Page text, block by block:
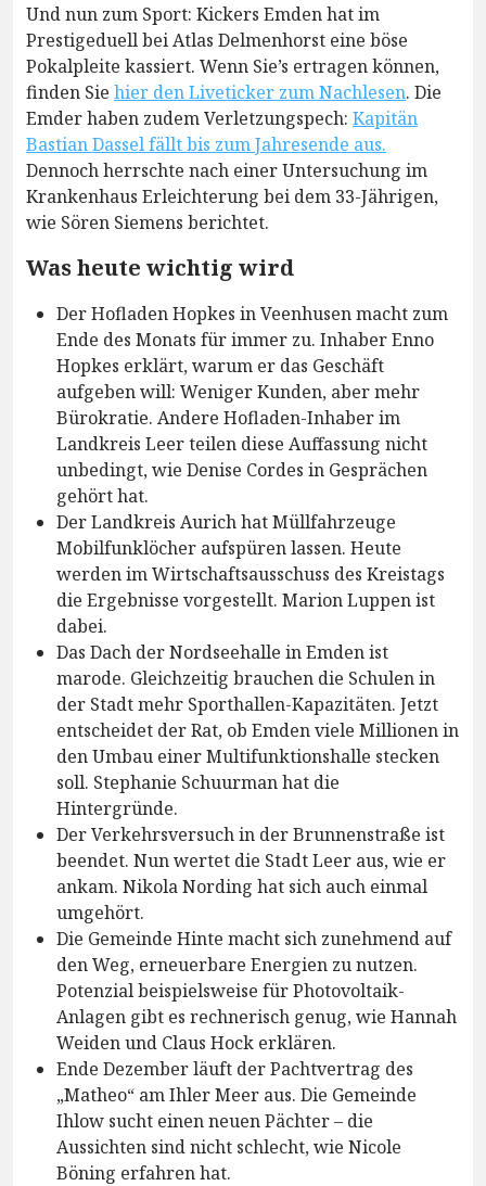
Und nun zum Sport: Kickers Emden hat im
Prestigeduell bei Atlas Delmenhorst eine böse
Pokalpleite kassiert. Wenn Sie’s ertragen können,
finden Sie hier den Liveticker zum Nachlesen. Die
Emder haben zudem Verletzungspech: Kapitän
Bastian Dassel fällt bis zum Jahresende aus.
Dennoch herrschte nach einer Untersuchung im
Krankenhaus Erleichterung bei dem 33-Jährigen,
wie Sören Siemens berichtet.
Was heute wichtig wird
Der Hofladen Hopkes in Veenhusen macht zum
Ende des Monats für immer zu. Inhaber Enno
Hopkes erklärt, warum er das Geschäft
aufgeben will: Weniger Kunden, aber mehr
Bürokratie. Andere Hofladen-Inhaber im
Landkreis Leer teilen diese Auffassung nicht
unbedingt, wie Denise Cordes in Gesprächen
gehört hat.
Der Landkreis Aurich hat Müllfahrzeuge
Mobilfunklöcher aufspüren lassen. Heute
werden im Wirtschaftsausschuss des Kreistags
die Ergebnisse vorgestellt. Marion Luppen ist
dabei.
Das Dach der Nordseehalle in Emden ist
marode. Gleichzeitig brauchen die Schulen in
der Stadt mehr Sporthallen-Kapazitäten. Jetzt
entscheidet der Rat, ob Emden viele Millionen in
den Umbau einer Multifunktionshalle stecken
soll. Stephanie Schuurman hat die
Hintergründe.
Der Verkehrsversuch in der Brunnenstraße ist
beendet. Nun wertet die Stadt Leer aus, wie er
ankam. Nikola Nording hat sich auch einmal
umgehört.
Die Gemeinde Hinte macht sich zunehmend auf
den Weg, erneuerbare Energien zu nutzen.
Potenzial beispielsweise für Photovoltaik-
Anlagen gibt es rechnerisch genug, wie Hannah
Weiden und Claus Hock erklären.
Ende Dezember läuft der Pachtvertrag des
„Matheo“ am Ihler Meer aus. Die Gemeinde
Ihlow sucht einen neuen Pächter – die
Aussichten sind nicht schlecht, wie Nicole
Böning erfahren hat.